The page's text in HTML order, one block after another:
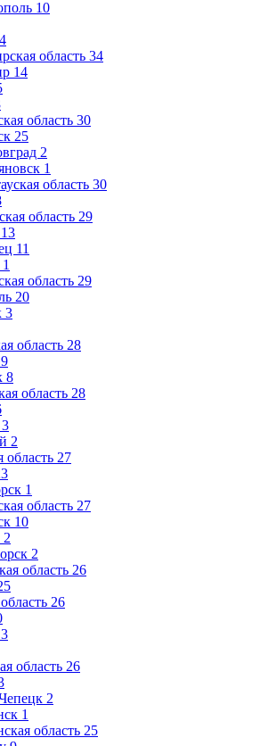
10
4
область 34
14
область 30
25
2
1
область 30
область 29
13
11
1
область 29
20
3
область 28
8
область 28
3
2
область 27
1
область 27
10
2
2
область 26
26
3
область 26
2
1
область 25